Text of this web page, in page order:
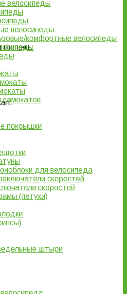
the cart.
велосипеды
велосипеды
комфортные велосипеды
самокатов
покрышки
для велосипеда
скоростей
скоростей
(петухи)
штыри